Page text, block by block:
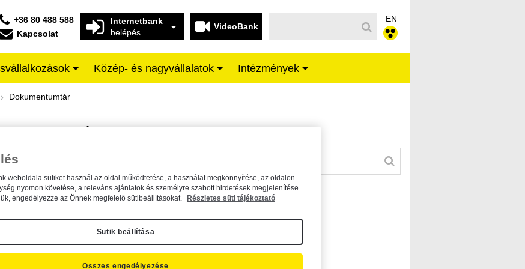
+36 80 488 588
Kapcsolat
Internetbank
belépés
VideoBank
EN
Közép- és nagyvállalatok Intézmények
BANK
Dokumentumtár
kereséséhez kérjük, írja be a keresőszót a mezőbe.
weboldala sütiket használ az oldal működtetése, a használat megkönnyítése, az oldalon
nyomon követése, a releváns ajánlatok és személyre szabott hirdetések megjelenítése
engedélyezze az Önnek megfelelő sütibeállításokat.
Részletes süti tájékoztató
Sütik beállítása
Összes engedélyezése